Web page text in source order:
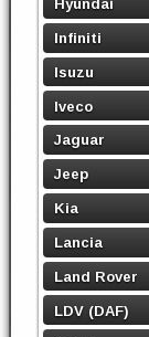
Hyundai
Infiniti
Isuzu
Iveco
Jaguar
Jeep
Kia
Lancia
Land Rover
LDV (DAF)